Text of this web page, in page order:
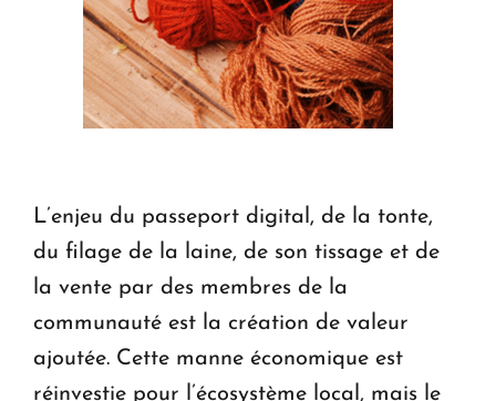
L’enjeu du passeport digital, de la tonte,
du filage de la laine, de son tissage et de
la vente par des membres de la
communauté est la création de valeur
ajoutée. Cette manne économique est
réinvestie pour l’écosystème local, mais le